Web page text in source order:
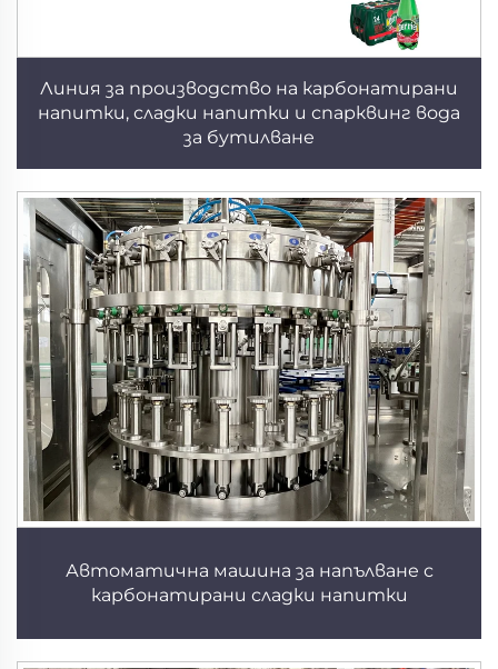
Линия за производство на карбонатирани
напитки, сладки напитки и спарквинг вода
за бутилване
Автоматична машина за напълване с
карбонатирани сладки напитки